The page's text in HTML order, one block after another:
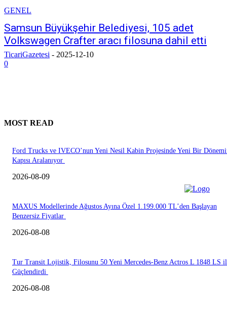
GENEL
Samsun Büyükşehir Belediyesi, 105 adet
Volkswagen Crafter aracı filosuna dahil etti
TicariGazetesi - 2025-12-10
0
MOST READ
Ford Trucks ve IVECO’nun Yeni Nesil Kabin Projesinde Yeni Bir
Kapısı Aralanıyor
2026-08-09
MAXUS Modellerinde Ağustos Ayına Özel 1.199.000 TL’den Başlayan
Benzersiz Fiyatlar
2026-08-08
Tur Transit Lojistik, Filosunu 50 Yeni Mercedes-Benz Actros L 1848 LS
Güçlendirdi
2026-08-08